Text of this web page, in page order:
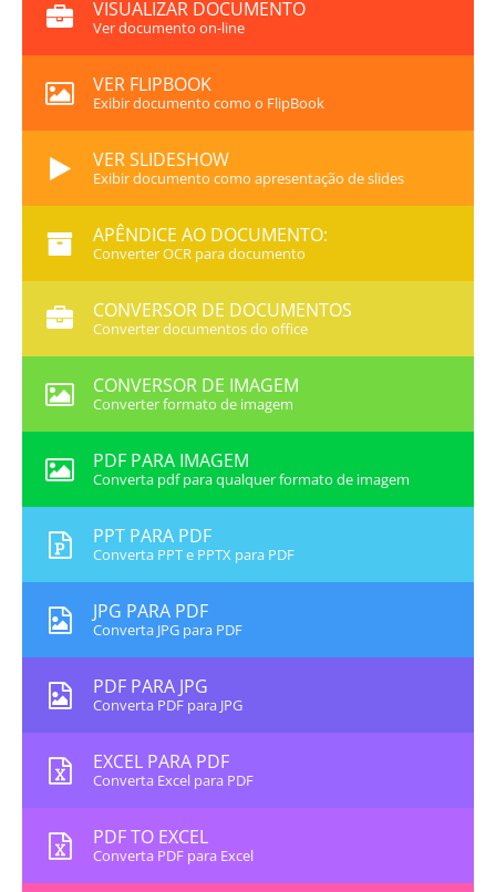
VISUALIZAR DOCUMENTO
Ver documento on-line
VER FLIPBOOK
Exibir documento como o FlipBook
VER SLIDESHOW
Exibir documento como apresentação de slides
APÊNDICE AO DOCUMENTO:
Converter OCR para documento
CONVERSOR DE DOCUMENTOS
Converter documentos do office
CONVERSOR DE IMAGEM
Converter formato de imagem
PDF PARA IMAGEM
Converta pdf para qualquer formato de imagem
PPT PARA PDF
Converta PPT e PPTX para PDF
JPG PARA PDF
Converta JPG para PDF
PDF PARA JPG
Converta PDF para JPG
EXCEL PARA PDF
Converta Excel para PDF
PDF TO EXCEL
Converta PDF para Excel